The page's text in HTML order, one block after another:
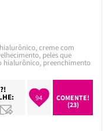
,creme com
, peles que
hialurônico,preenchimento
94
COMENTE!
(23)